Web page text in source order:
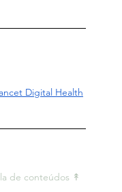
Digital Health
de conteúdos ↟